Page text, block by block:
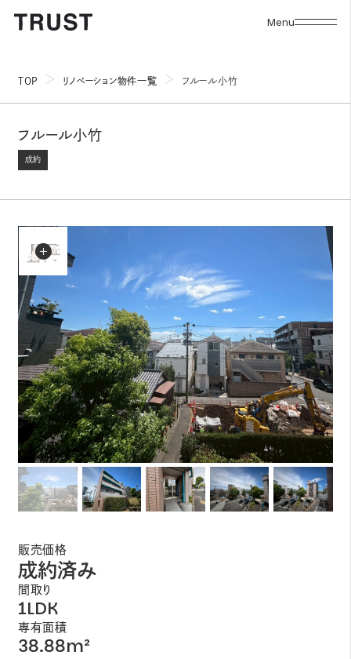
Menu
TOP リノベーション物件一覧 フルール小竹
フルール小竹
成約
販売価格
成約済み
間取り
1LDK
専有面積
38.88m²